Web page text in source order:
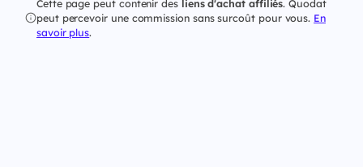
Cette page peut contenir des liens d'achat affiliés. Quodat
peut percevoir une commission sans surcoût pour vous. En
savoir plus.